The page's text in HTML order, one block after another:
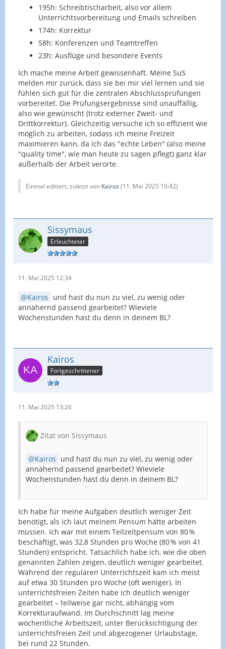
195h: Schreibtischarbeit, also vor allem
Unterrichtsvorbereitung und Emails schreiben
174h: Korrektur
58h: Konferenzen und Teamtreffen
23h: Ausflüge und besondere Events
Ich mache meine Arbeit gewissenhaft. Meine SuS
melden mir zurück, dass sie bei mir viel lernen und sie
fühlen sich gut für die zentralen Abschlussprüfungen
vorbereitet. Die Prüfungsergebnisse sind unauffällig,
also wie gewünscht (trotz externer Zweit- und
Drittkorrektur). Gleichzeitig versuche ich so effizient wie
möglich zu arbeiten, sodass ich meine Freizeit
maximieren kann, da ich das "echte Leben" (also meine
"quality time", wie man heute zu sagen pflegt) ganz klar
außerhalb der Arbeit verorte.
Einmal editiert, zuletzt von Kairos (11. Mai 2025 10:42)
Sissymaus
Erleuchteter
11. Mai 2025 12:34
Kairos und hast du nun zu viel, zu wenig oder
annähernd passend gearbeitet? Wieviele
Wochenstunden hast du denn in deinem BL?
Kairos
Fortgeschrittener
11. Mai 2025 13:26
Zitat von Sissymaus
Kairos und hast du nun zu viel, zu wenig oder
annähernd passend gearbeitet? Wieviele
Wochenstunden hast du denn in deinem BL?
Ich habe für meine Aufgaben deutlich weniger Zeit
benötigt, als ich laut meinem Pensum hätte arbeiten
müssen. Ich war mit einem Teilzeitpensum von 80 %
beschäftigt, was 32,8 Stunden pro Woche (80 % von 41
Stunden) entspricht. Tatsächlich habe ich, wie die oben
genannten Zahlen zeigen, deutlich weniger gearbeitet.
Während der regulären Unterrichtszeit kam ich meist
auf etwa 30 Stunden pro Woche (oft weniger). In
unterrichtsfreien Zeiten habe ich deutlich weniger
gearbeitet – teilweise gar nicht, abhängig vom
Korrekturaufwand. Im Durchschnitt lag meine
wöchentliche Arbeitszeit, unter Berücksichtigung der
unterrichtsfreien Zeit und abgezogener Urlaubstage,
bei rund 22 Stunden.